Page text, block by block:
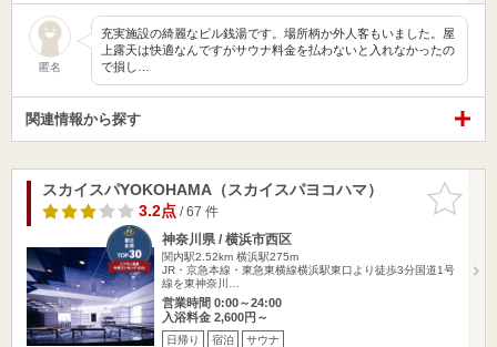
匿名
充実施設の綺麗なビル銭湯です。場所柄か外人客もいました。屋
上露天は快適なんですがサウナ料金を払わないと入れなかったの
で損し…
関連情報から探す
お気に入
りに追加
スカイスパYOKOHAMA（スカイスパヨコハマ）
3.2点/ 67 件
神奈川県 / 横浜市西区
関内駅2.52km 横浜駅275m
JR・京急本線・東急東横線横浜駅東口より徒歩3分国道1号
線を東神奈川…
営業時間 0:00～24:00
入浴料金 2,600円～
日帰り 宿泊 サウナ